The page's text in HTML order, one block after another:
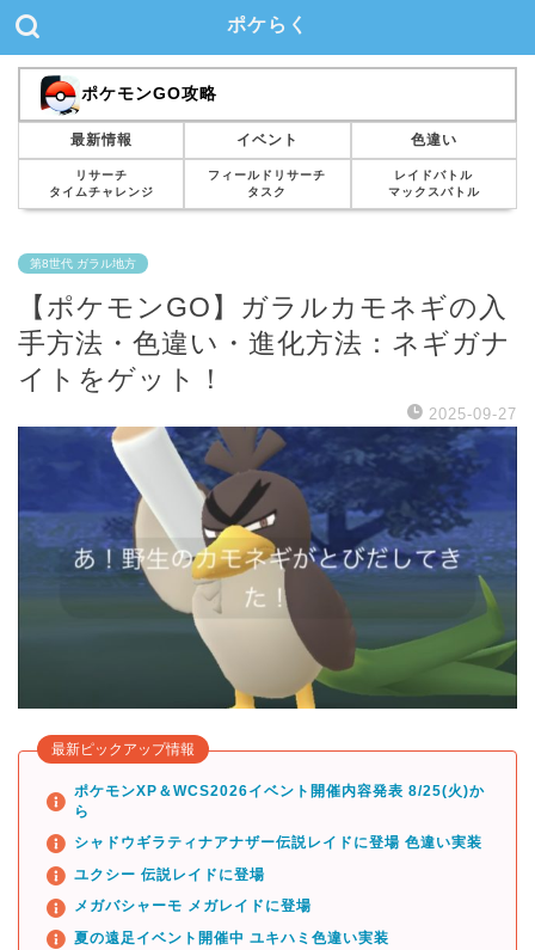
ポケらく
ポケモンGO攻略
最新情報 イベント 色違い
リサーチ
タイムチャレンジ
フィールドリサーチ
タスク
レイドバトル
マックスバトル
第8世代 ガラル地方
【ポケモンGO】ガラルカモネギの入
手方法・色違い・進化方法：ネギガナ
イトをゲット！
2025-09-27
最新ピックアップ情報
ポケモンXP＆WCS2026イベント開催内容発表 8/25(火)か
ら
シャドウギラティナアナザー伝説レイドに登場 色違い実装
ユクシー 伝説レイドに登場
メガバシャーモ メガレイドに登場
夏の遠足イベント開催中 ユキハミ色違い実装